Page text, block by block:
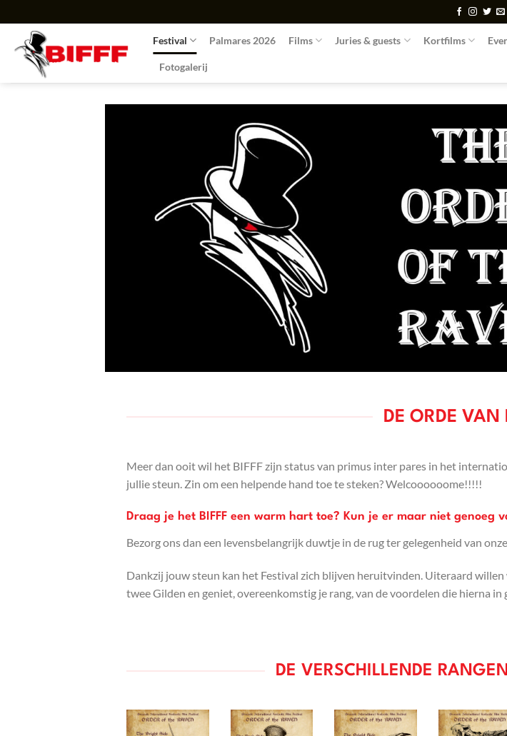
naar
inhoud
Festival Palmares 2026 Films Juries & guests Kortfilms
Fotogalerij
DE ORDE VAN
Meer dan ooit wil het BIFFF zijn status van primus inter pares in het
jullie steun. Zin om een helpende hand toe te steken? Welcoooooome!!!!!
Draag je het BIFFF een warm hart toe? Kun je er maar niet genoeg
Bezorg ons dan een levensbelangrijk duwtje in de rug ter gelegenheid van
Dankzij jouw steun kan het Festival zich blijven heruitvinden. Uiteraard
twee Gilden en geniet, overeenkomstig je rang, van de voordelen die hierna
DE VERSCHILLENDE